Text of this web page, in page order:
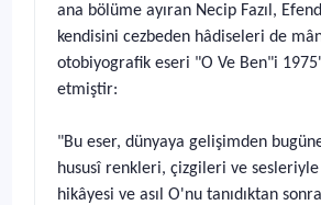
ana bölüme ayıran Necip Fazıl,
kendisini cezbeden hâdiseleri de
otobiyografik eseri "O Ve Ben"i
etmiştir:
"Bu eser, dünyaya gelişimden
hususî renkleri, çizgileri ve sesleriyle
hikâyesi ve asıl O'nu tanıdıktan